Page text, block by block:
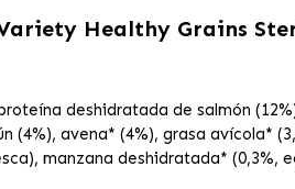
Healthy Grains
deshidratada de salmón
avena* (4%), grasa avícola*
manzana deshidratada*